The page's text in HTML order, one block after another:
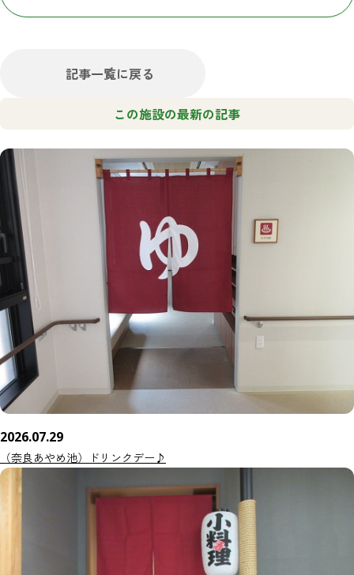
記事一覧に戻る
この施設の最新の記事
2026.07.29
（奈良あやめ池）ドリンクデー♪